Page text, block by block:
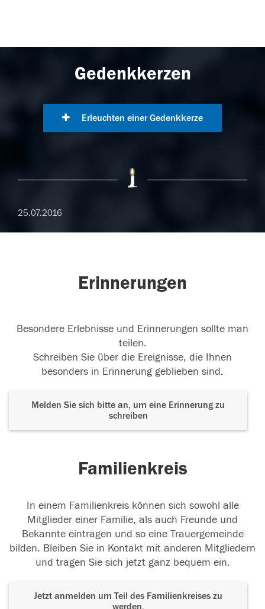
Gedenkkerzen
Erleuchten einer Gedenkkerze
25.07.2016
Erinnerungen
Besondere Erlebnisse und Erinnerungen sollte man
teilen.
Schreiben Sie über die Ereignisse, die Ihnen
besonders in Erinnerung geblieben sind.
Melden Sie sich bitte an, um eine Erinnerung zu
schreiben
Familienkreis
In einem Familienkreis können sich sowohl alle
Mitglieder einer Familie, als auch Freunde und
Bekannte eintragen und so eine Trauergemeinde
bilden. Bleiben Sie in Kontakt mit anderen Mitgliedern
und tragen Sie sich jetzt ganz bequem ein.
Jetzt anmelden um Teil des Familienkreises zu
werden.